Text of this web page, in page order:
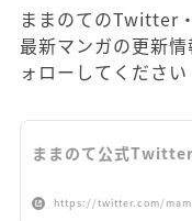
ままのてのTwitter
最新マンガの更新
ォローしてください
ままのて公式
https://twitter.com/